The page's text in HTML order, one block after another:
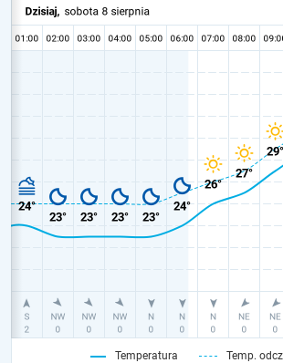
Temperatura Temp.